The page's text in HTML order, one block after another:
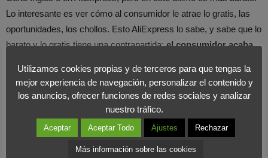
Lo interesante es ver cómo al consumidor le atrae lo gratis, las
oportunidades, los chollos. Esto AliExpress lo sabe, y sabe que lo
barato y lo gratis tiene una contrapartida:el consumidor acaba
consumidor tiene un poder adquisitivo medio bajo y es muy
sensible al precio.
Hace días, el Corte Ingles cambió
su estrategia para enfocarse en
Utilizamos cookies propias y de terceros para que tengas la
mejor experiencia de navegación, personalizar el contenido y
los anuncios, ofrecer funciones de redes sociales y analizar
nuestro tráfico.
Aceptar Aceptar Todo Ajustes Rechazar
Más información sobre las cookies